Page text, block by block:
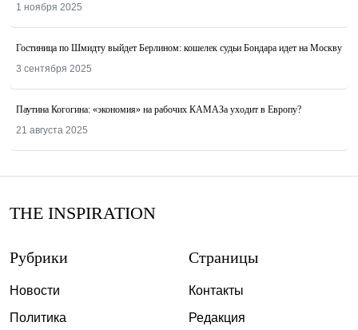
1 ноября 2025
Гостиница по Шмидту выйдет Берлином: кошелек судьи Бондара идет на Москву
3 сентября 2025
Паутина Когогина: «экономия» на рабочих КАМАЗа уходит в Европу?
21 августа 2025
THE INSPIRATION
Рубрики
Новости
Политика
Страницы
Контакты
Редакция